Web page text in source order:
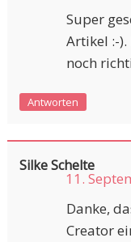
Super
Artikel :-
noch
Antworten
Silke Schelte
11.
Danke,
Creator